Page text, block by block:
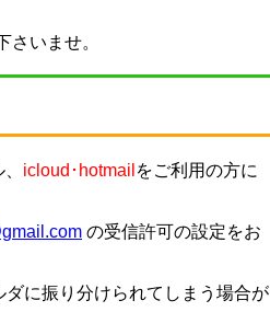
さいませ。
icloud･hotmailをご利用の方に
の受信許可の設定をお
に振り分けられてしまう場合が